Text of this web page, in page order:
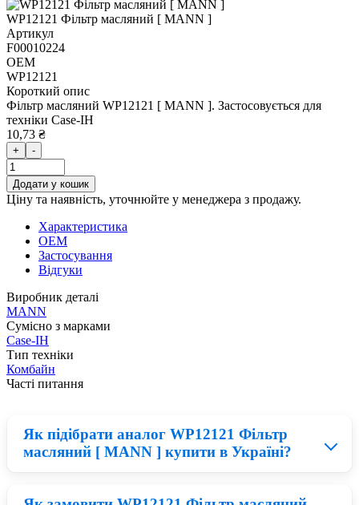
WP12121 Фільтр масляний [ MANN ]
Артикул
F00010224
OEM
WP12121
Короткий опис
Фільтр масляний WP12121 [ MANN ]. Застосовується для
техніки Case-IH
10,73 ₴
+ -
Додати у кошик
Ціну та наявність, уточнюйте у менеджера з продажу.
Характеристика
OEM
Застосування
Відгуки
Виробник деталі
MANN
Сумісно з марками
Case-IH
Тип техніки
Комбайн
Часті питання
Як підібрати аналог WP12121 Фільтр
масляний [ MANN ] купити в Україні?